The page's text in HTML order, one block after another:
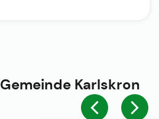
Gemeinde Karlskron